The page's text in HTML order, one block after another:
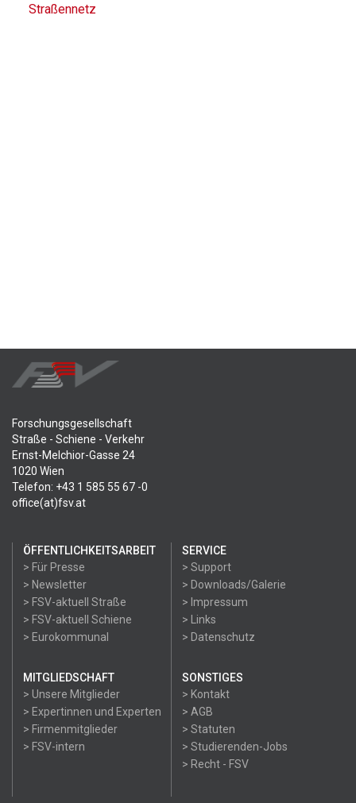
Straßennetz
Forschungsgesellschaft
Straße - Schiene - Verkehr
Ernst-Melchior-Gasse 24
1020 Wien
Telefon: +43 1 585 55 67 -0
office(at)fsv.at
ÖFFENTLICHKEITSARBEIT
> Für Presse
> Newsletter
> FSV-aktuell Straße
> FSV-aktuell Schiene
> Eurokommunal
SERVICE
> Support
> Downloads/Galerie
> Impressum
> Links
> Datenschutz
MITGLIEDSCHAFT
> Unsere Mitglieder
> Expertinnen und Experten
> Firmenmitglieder
> FSV-intern
SONSTIGES
> Kontakt
> AGB
> Statuten
> Studierenden-Jobs
> Recht - FSV